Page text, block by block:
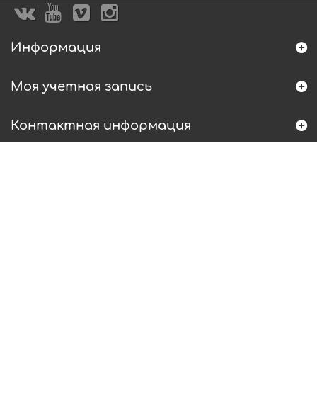
Информация
Моя учетная запись
Контактная информация